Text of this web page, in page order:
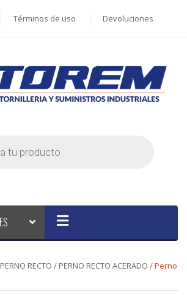
Términos de uso Devoluciones
PERNO RECTO / PERNO RECTO ACERADO / Perno